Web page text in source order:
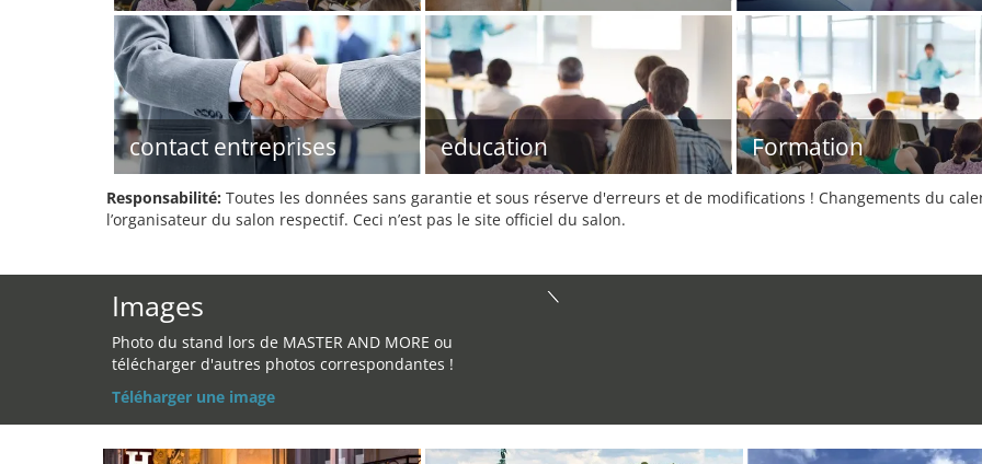
contact entreprises education Formation
Responsabilité: Toutes les données sans garantie et sous réserve d'erreurs et de modifications ! Changements du
l’organisateur du salon respectif. Ceci n’est pas le site officiel du salon.
Images
Photo du stand lors de MASTER AND MORE ou
télécharger d'autres photos correspondantes !
Téléharger une image